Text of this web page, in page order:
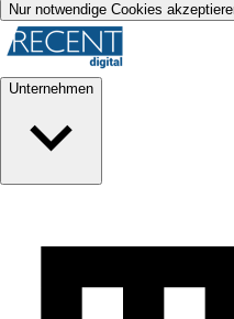
Nur notwendige Cookies
Unternehmen